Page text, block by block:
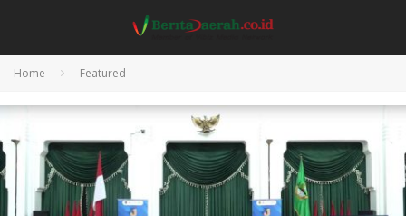
Home Featured